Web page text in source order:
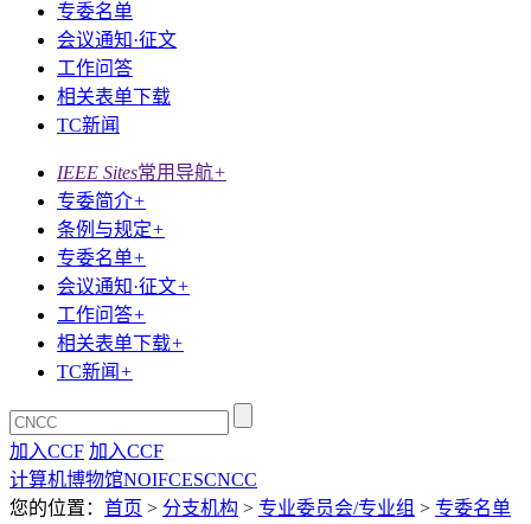
专委名单
会议通知·征文
工作问答
相关表单下载
TC新闻
IEEE Sites常用导航+
专委简介+
条例与规定+
专委名单+
会议通知·征文+
工作问答+
相关表单下载+
TC新闻 +
加入CCF 加入CCF
计算机博物馆NOIFCESCNCC
您的位置： 首页 > 分支机构 > 专业委员会/专业组 > 专委名单